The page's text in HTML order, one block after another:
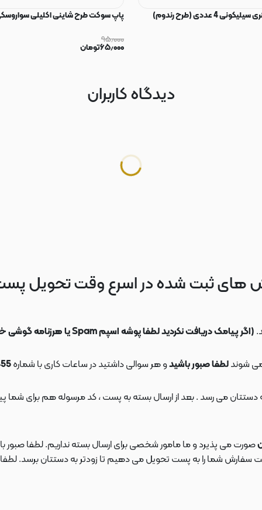
4 عددی (طرح رندوم)
پاپ سوکت طرح شاینی اکلیلی
۹۵٫۰۰۰
۶۵٫۰۰۰تومان
دیدگاه کاربران
های ثبت شده در اسرع وقت تحویل
(اگر پیامک دریافت نکردید لطفا پوشه اسپم Spam یا هرزنامه گوشی خود را چک کنید)
شوندلطفا صبور باشیدو هر سوالی داشتید در ساعات کاری با شماره
صورت می پذیرد و ما مامور شخصی برای ارسال بسته نداریم. لطفا صبور
شما را به پست تحویل می دهیم تا زودتر به دستتان برسد. لطفا در